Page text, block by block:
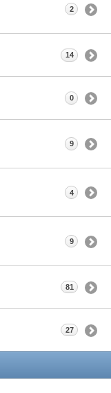
2
14
0
9
4
9
81
27